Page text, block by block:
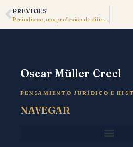
PREVIOUS
Periodismo, una profesión de difíciles opciones
Oscar Müller Creel
PENSAMIENTO JURÍDICO E
NAVEGAR